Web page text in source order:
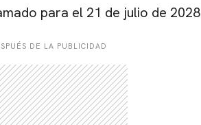
para el 21 de julio de
DE LA PUBLICIDAD